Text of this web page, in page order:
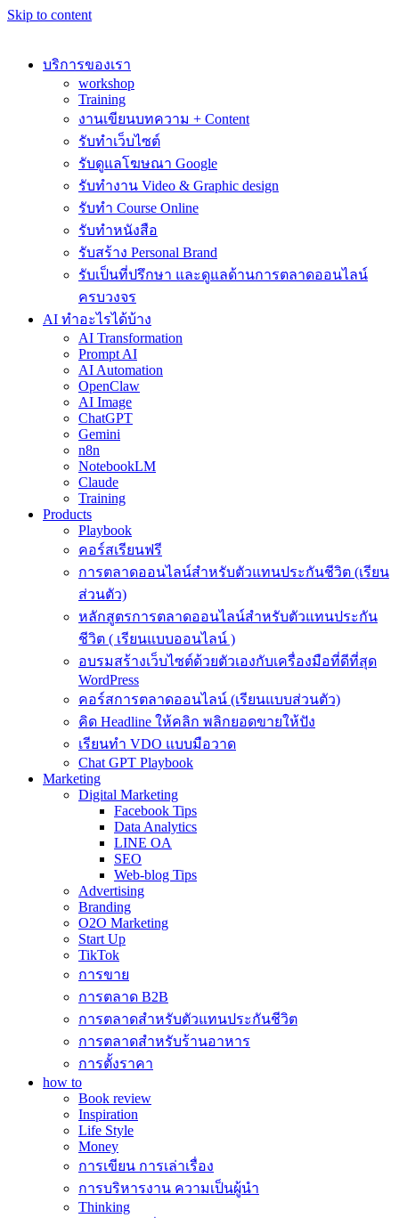
Skip to content
บริการของเรา
workshop
Training
งานเขียนบทความ + Content
รับทำเว็บไซต์
รับดูแลโฆษณา Google
รับทำงาน Video & Graphic design
รับทำ Course Online
รับทำหนังสือ
รับสร้าง Personal Brand
รับเป็นที่ปรึกษา และดูแลด้านการตลาดออนไลน์
ครบวงจร
AI ทำอะไรได้บ้าง
AI Transformation
Prompt AI
AI Automation
OpenClaw
AI Image
ChatGPT
Gemini
n8n
NotebookLM
Claude
Training
Products
Playbook
คอร์สเรียนฟรี
การตลาดออนไลน์สำหรับตัวแทนประกันชีวิต (เรียน
ส่วนตัว)
หลักสูตรการตลาดออนไลน์สำหรับตัวแทนประกัน
ชีวิต ( เรียนแบบออนไลน์ )
อบรมสร้างเว็บไซต์ด้วยตัวเองกับเครื่องมือที่ดีที่สุด
WordPress
คอร์สการตลาดออนไลน์ (เรียนแบบส่วนตัว)
คิด Headline ให้คลิก พลิกยอดขายให้ปัง
เรียนทำ VDO แบบมือวาด
Chat GPT Playbook
Marketing
Digital Marketing
Facebook Tips
Data Analytics
LINE OA
SEO
Web-blog Tips
Advertising
Branding
O2O Marketing
Start Up
TikTok
การขาย
การตลาด B2B
การตลาดสำหรับตัวแทนประกันชีวิต
การตลาดสำหรับร้านอาหาร
การตั้งราคา
how to
Book review
Inspiration
Life Style
Money
การเขียน การเล่าเรื่อง
การบริหารงาน ความเป็นผู้นำ
Thinking